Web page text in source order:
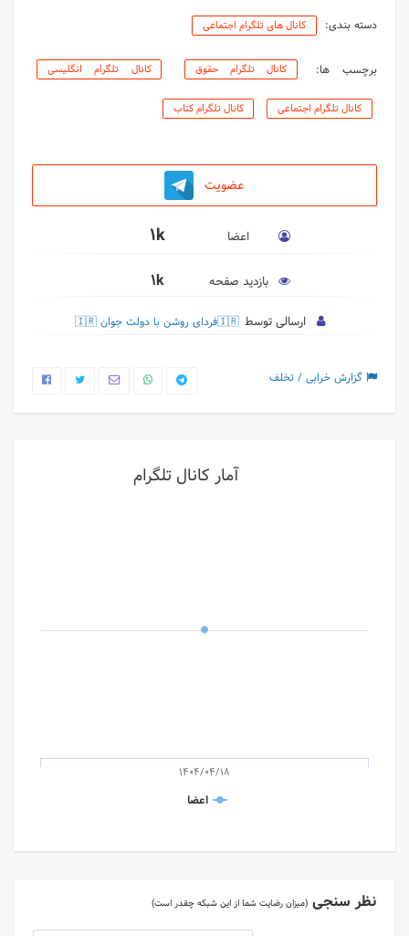
دسته بندی: کانال های تلگرام اجتماعی
برچسب ها: کانال تلگرام حقوق کانال تلگرام انگلیسی
کانال تلگرام اجتماعی کانال تلگرام کتاب
عضویت
اعضا 1k
بازدید صفحه 1k
ارسالی توسط 🇮🇷فردای روشن با دولت جوان 🇮🇷
گزارش خرابی / تخلف
آمار کانال تلگرام
اعضا
1404/04/18
نظر سنجی (میزان رضایت شما از این شبکه چقدر است)